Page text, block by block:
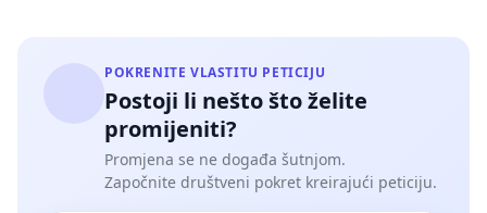
POKRENITE VLASTITU PETICIJU
Postoji li nešto što želite
promijeniti?
Promjena se ne događa šutnjom.
Započnite društveni pokret kreirajući peticiju.